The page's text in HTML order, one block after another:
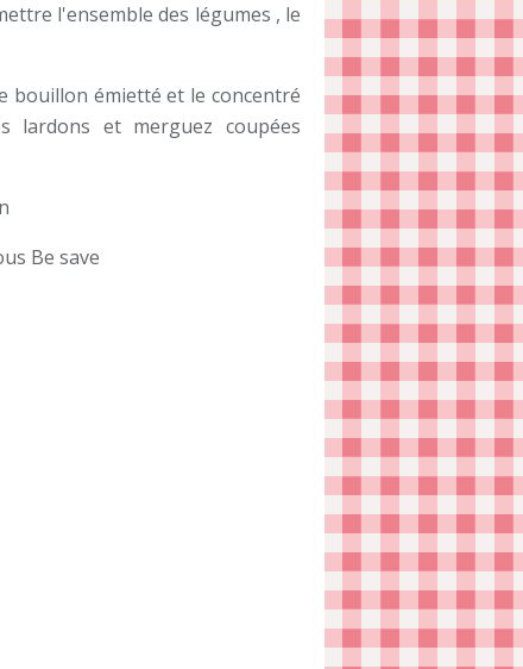
l'ensemble des légumes , le
bouillon émietté et le concentré
et merguez coupées
Be save